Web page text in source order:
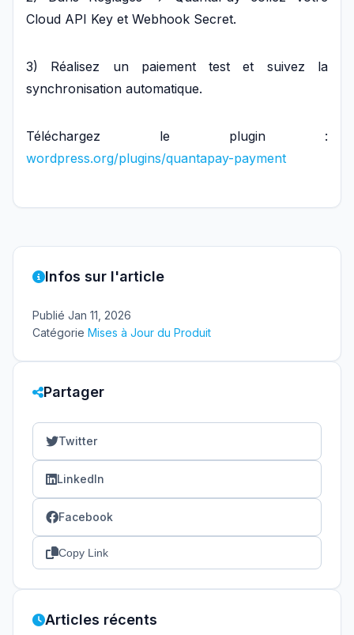
Cloud API Key et Webhook Secret.
3) Réalisez un paiement test et suivez la
synchronisation automatique.
Téléchargez le plugin :
wordpress.org/plugins/quantapay-payment
Infos sur l'article
Publié Jan 11, 2026
Catégorie Mises à Jour du Produit
Partager
Twitter
LinkedIn
Facebook
Copy Link
Articles récents